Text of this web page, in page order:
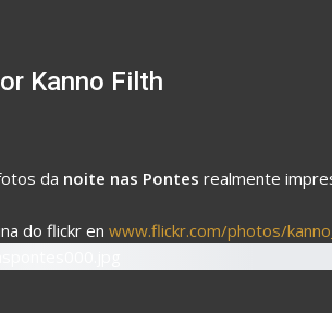
Kanno Filth
da noite nas Pontes realmente
do flickr en www.flickr.com/photos/